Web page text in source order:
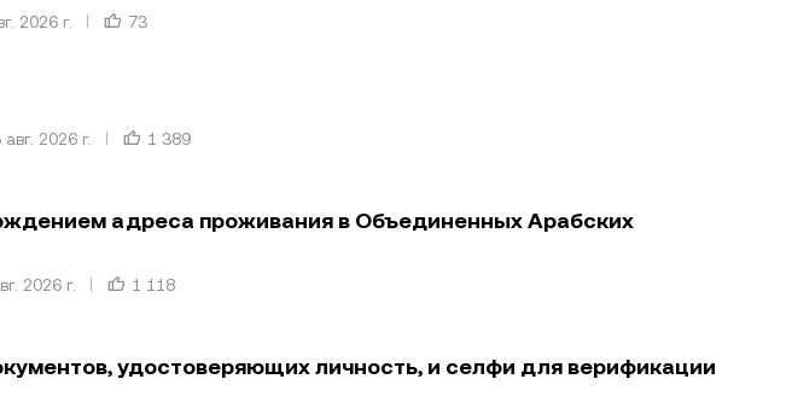
2026 г. 73
2026 г. 1 389
адреса проживания в Объединенных Арабских
2026 г. 1 118
удостоверяющих личность, и селфи для верификации